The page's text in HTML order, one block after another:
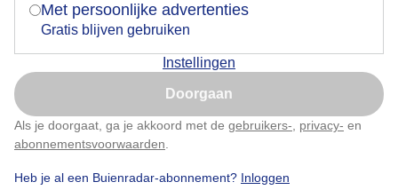
Met persoonlijke advertenties
Gratis blijven gebruiken
Instellingen
Doorgaan
Als je doorgaat, ga je akkoord met de gebruikers- privacy- en
abonnementsvoorwaarden
Heb je al een Buienradar-abonnement? Inloggen
Door: Marjon Adamidis - van Geldorp
Gemaakt: 09-06-2026, 99x bekeken
Regen Wolken
Nu niet, misschien later
Klik hierom dit aan te passen